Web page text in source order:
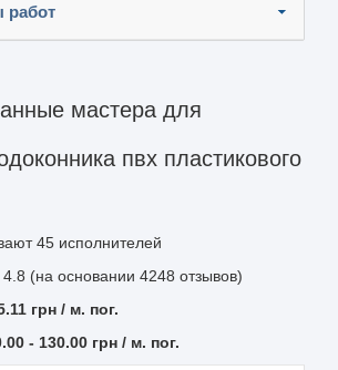
работ
мастера для
пвх пластикового
45 исполнителей
(на основании 4248 отзывов)
грн / м. пог.
- 130.00 грн / м. пог.